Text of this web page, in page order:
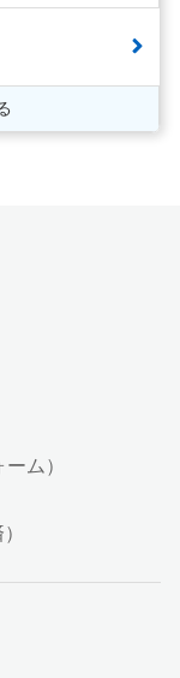
ム）